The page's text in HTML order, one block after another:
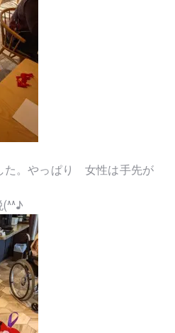
。やっぱり 女性は手先が